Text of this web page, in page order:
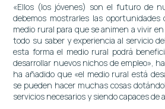
«Ellos (los jóvenes) son el futuro de
debemos mostrarles las oportunidades
medio rural para que se animen a vivir
todo su saber y experiencia al servicio
esta forma el medio rural podrá
desarrollar nuevos nichos de empleo»,
ha añadido que «el medio rural está
se pueden hacer muchas cosas
servicios necesarios y siendo capaces de